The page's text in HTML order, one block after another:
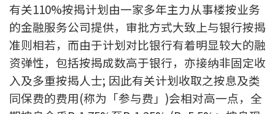
按揭全面睇
新闻/研究
公司动态
按市新闻
有关110%按揭计划由一家多年主力从事楼按业务
的金融服务公司提供，审批方式大致上与银行按揭
准则相若，而由于计划对比银行有着明显较大的融
资弹性，包括按揭成数高于银行，亦接纳非固定收
入及多重按揭人士; 因此有关计划收取之按息及类
同保费的费用(称为「参与费」)会相对高一点，全